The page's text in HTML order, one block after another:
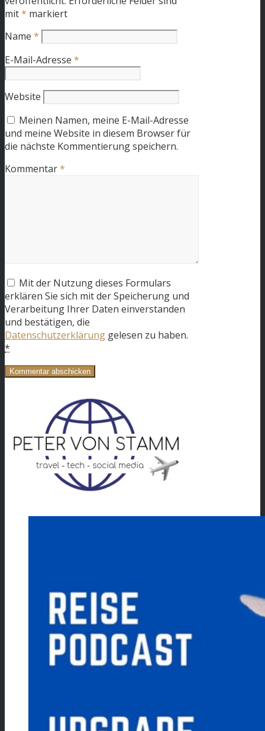
mit* markiert
Name *
E-Mail-Adresse *
Website
Meinen Namen, meine E-Mail-Adresse
und meine Website in diesem Browser für
die nächste Kommentierung speichern.
Kommentar*
Mit der Nutzung dieses Formulars
erklären Sie sich mit der Speicherung und
Verarbeitung Ihrer Daten einverstanden
und bestätigen, die
Datenschutzerklärung gelesen zu haben.
*